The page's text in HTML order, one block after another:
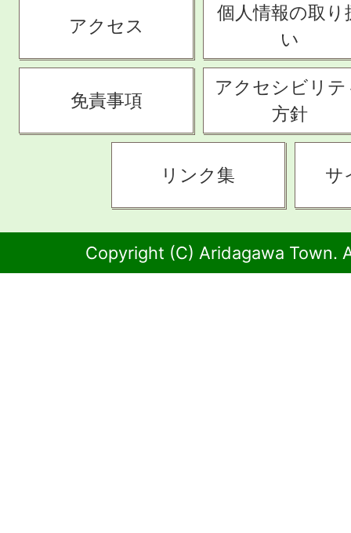
アクセス
個人情報の取り
い
免責事項
アクセシビリテ
方針
リンク集 サ
Copyright (C) Aridagawa Town.